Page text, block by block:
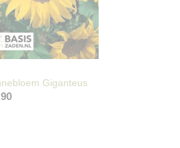
Giganteus